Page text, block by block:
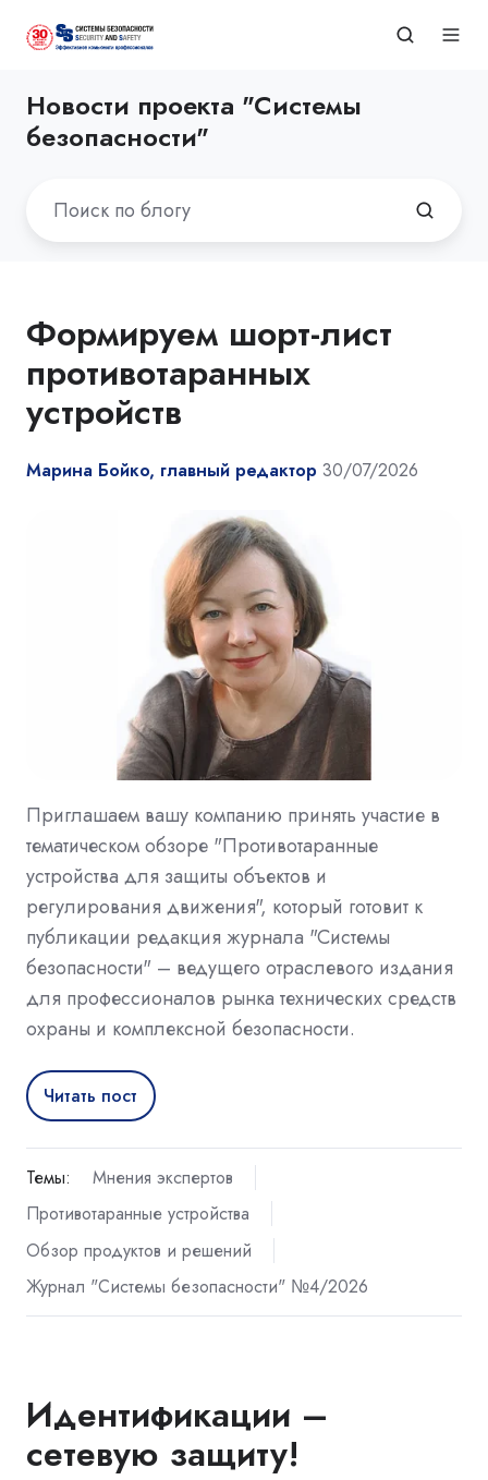
Новости проекта "Системы
безопасности"
Формируем шорт-лист
противотаранных
устройств
Марина Бойко, главный редактор 30/07/2026
Приглашаем вашу компанию принять участие в
тематическом обзоре "Противотаранные
устройства для защиты объектов и
регулирования движения", который готовит к
публикации редакция журнала "Системы
безопасности" – ведущего отраслевого издания
для профессионалов рынка технических средств
охраны и комплексной безопасности.
Читать пост
Темы:
Мнения экспертов
Противотаранные устройства
Обзор продуктов и решений
Журнал "Системы безопасности" №4/2026
Идентификации –
сетевую защиту!